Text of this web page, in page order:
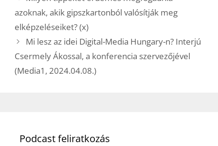
azoknak, akik gipszkartonból valósítják meg
elképzeléseiket? (x)
Mi lesz az idei Digital-Media Hungary-n? Interjú
Csermely Ákossal, a konferencia szervezőjével
(Media1, 2024.04.08.)
Podcast feliratkozás